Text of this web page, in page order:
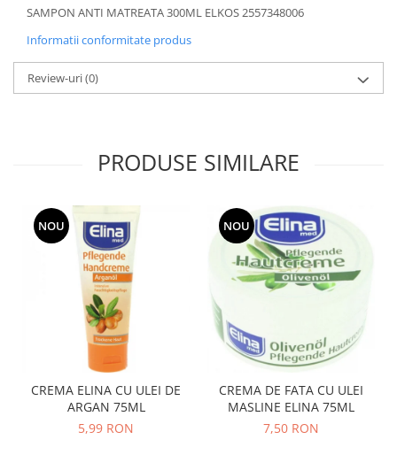
SAMPON ANTI MATREATA 300ML ELKOS 2557348006
Informatii conformitate produs
Review-uri(0)
PRODUSE SIMILARE
NOU
CREMA ELINA CU ULEI DE
ARGAN 75ML
5,99 RON
NOU
CREMA DE FATA CU ULEI
MASLINE ELINA 75ML
7,50 RON